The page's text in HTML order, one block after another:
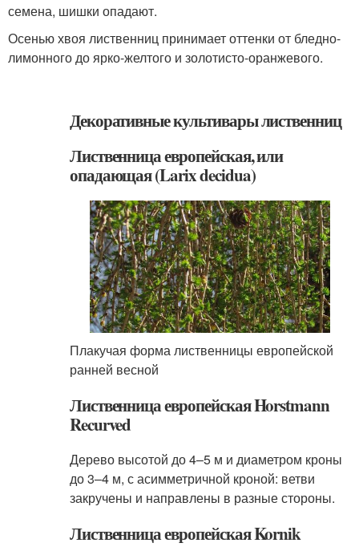
семена, шишки опадают.
Осенью хвоя лиственниц принимает оттенки от бледно-
лимонного до ярко-желтого и золотисто-оранжевого.
Декоративные культивары лиственниц
Лиственница европейская, или
опадающая (Larix decidua)
Плакучая форма лиственницы европейской
ранней весной
Лиственница европейская Horstmann
Recurved
Дерево высотой до 4–5 м и диаметром кроны
до 3–4 м, с асимметричной кроной: ветви
закручены и направлены в разные стороны.
Лиственница европейская Kornik